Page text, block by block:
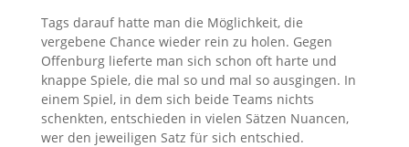
Tags darauf hatte man die Möglichkeit, die
vergebene Chance wieder rein zu holen. Gegen
Offenburg lieferte man sich schon oft harte und
knappe Spiele, die mal so und mal so ausgingen. In
einem Spiel, in dem sich beide Teams nichts
schenkten, entschieden in vielen Sätzen Nuancen,
wer den jeweiligen Satz für sich entschied.